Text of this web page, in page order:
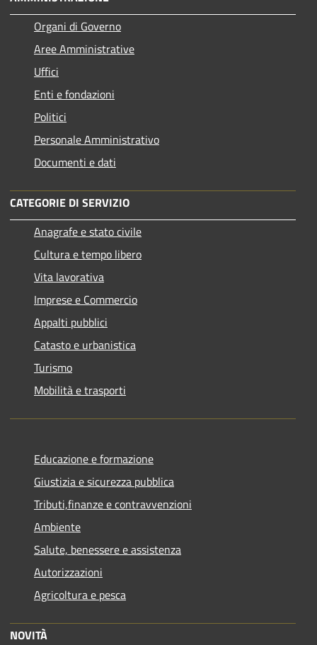
Organi di Governo
Aree Amministrative
Uffici
Enti e fondazioni
Politici
Personale Amministrativo
Documenti e dati
CATEGORIE DI SERVIZIO
Anagrafe e stato civile
Cultura e tempo libero
Vita lavorativa
Imprese e Commercio
Appalti pubblici
Catasto e urbanistica
Turismo
Mobilità e trasporti
Educazione e formazione
Giustizia e sicurezza pubblica
Tributi,finanze e contravvenzioni
Ambiente
Salute, benessere e assistenza
Autorizzazioni
Agricoltura e pesca
NOVITÀ